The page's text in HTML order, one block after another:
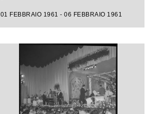
"24.000 baci"
01 FEBBRAIO 1961 - 06 FEBBRAIO 1961